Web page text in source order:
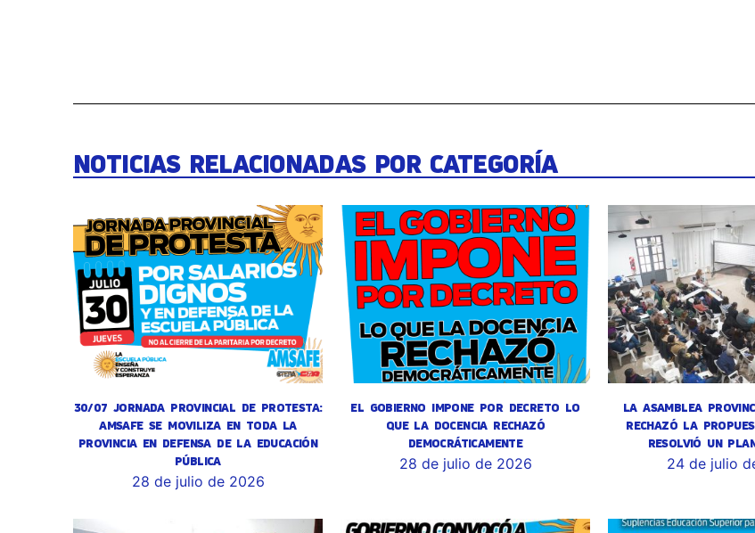
NOTICIAS RELACIONADAS POR CATEGORÍA
30/07 JORNADA PROVINCIAL DE PROTESTA:
AMSAFE SE MOVILIZA EN TODA LA
PROVINCIA EN DEFENSA DE LA EDUCACIÓN
PÚBLICA
28 de julio de 2026
EL GOBIERNO IMPONE POR DECRETO LO
QUE LA DOCENCIA RECHAZÓ
DEMOCRÁTICAMENTE
28 de julio de 2026
LA ASAMBLEA
RECHAZÓ LA
RESOLVIÓ UN
24 de julio